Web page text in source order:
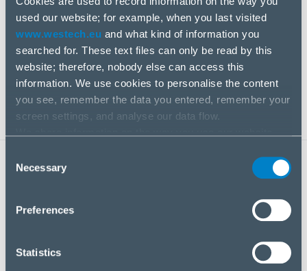
used our website; for example, when you last visited
www.westech.eu and what kind of information you
searched for. These text files can only be read by this
website; therefore, nobody else can access this
information. We use cookies to personalise the content
you see, remember the data you entered, remember your
screen settings, and analyse our data flow.
If you agree to this, please click “Accept all cookies”. If
you wish to manage your choice or reject cookies, please
Selection
Necessary
Preferences
Statistics
Pre poskytovateľov riešení zabezpečujeme potrebné
kompetencie a kapacity na riešenie jedinečných
obchodných výziev.
KĽÚČOVÉ BENEFITY